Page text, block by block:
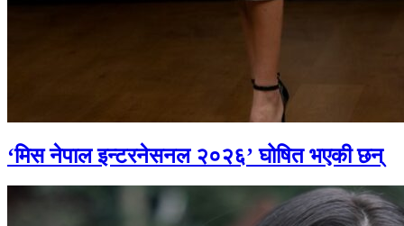
‘मिस नेपाल इन्टरनेसनल २०२६’ घोषित भएकी छन्